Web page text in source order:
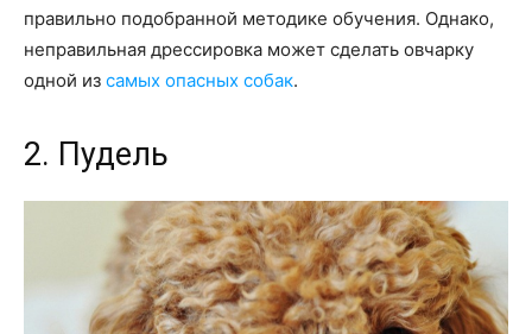
правильно подобранной методике обучения. Однако,
неправильная дрессировка может сделать овчарку
одной из самых опасных собак.
2. Пудель